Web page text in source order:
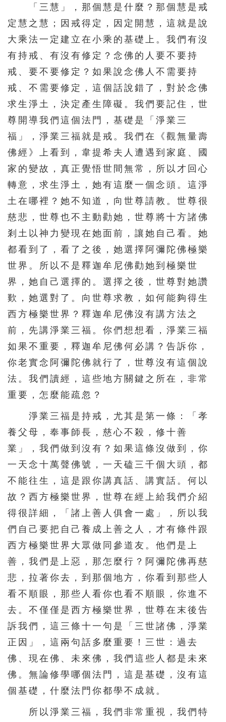
「三慧」，那個慧是什麼？那個慧是戒
定慧之慧；因戒得定，因定開慧，這就是說
大乘法一定建立在小乘的基礎上。我們有沒
有持戒、有沒有修定？念佛的人要不要持
戒、要不要修定？如果說念佛人不需要持
戒、不需要修定，這個話說錯了，對於念佛
求生淨土，決定產生障礙。我們要記住，世
尊開導我們這個法門，基礎是「淨業三
福」，淨業三福就是戒。我們在《觀無量壽
佛經》上看到，韋提希夫人遭遇到家庭、國
家的變故，真正覺悟世間無常，所以才回心
轉意，求生淨土，她有這麼一個念頭。這淨
土在哪裡？她不知道，向世尊請教。世尊很
慈悲，世尊也不主動勸她，世尊將十方諸佛
剎土以神力變現在她面前，讓她自己看。她
都看到了，看了之後，她選擇阿彌陀佛極樂
世界。所以不是釋迦牟尼佛勸她到極樂世
界，她自己選擇的。選擇之後，世尊對她讚
歎，她選對了。向世尊求教，如何能夠得生
西方極樂世界？釋迦牟尼佛沒有講方法之
前，先講淨業三福。你們想想看，淨業三福
如果不重要，釋迦牟尼佛何必講？告訴你，
你老實念阿彌陀佛就行了，世尊沒有這個說
法。我們讀經，這些地方關鍵之所在，非常
重要，怎麼能疏忽？
淨業三福是持戒，尤其是第一條：「孝
養父母，奉事師長，慈心不殺，修十善
業」，我們做到沒有？如果這條沒做到，你
一天念十萬聲佛號，一天磕三千個大頭，都
不能往生，這是跟你講真話、講實話。何以
故？西方極樂世界，世尊在經上給我們介紹
得很詳細，「諸上善人俱會一處」，所以我
們自己要把自己養成上善之人，才有條件跟
西方極樂世界大眾做同參道友。他們是上
善，我們是上惡，那怎麼行？阿彌陀佛再慈
悲，拉著你去，到那個地方，你看到那些人
看不順眼，那些人看你也看不順眼，你進不
去。不僅僅是西方極樂世界，世尊在末後告
訴我們，這三條十一句是「三世諸佛，淨業
正因」，這兩句話多麼重要！三世：過去
佛、現在佛、未來佛，我們這些人都是未來
佛。無論修學哪個法門，這是基礎，沒有這
個基礎，什麼法門你都學不成就。
所以淨業三福，我們非常重視，我們特